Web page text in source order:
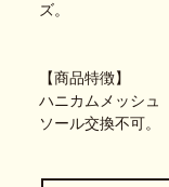
ズ。
【商品特徴】
ハニカムメッシュ
ソール交換不可。